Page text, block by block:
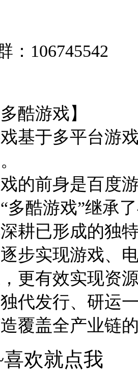
106745542
游戏】
于多平台游戏
前身是百度游
多酷游戏”继承
耕已形成的独
步实现游戏、
更有效实现资
代发行、研运
覆盖全产业链
欢就点我